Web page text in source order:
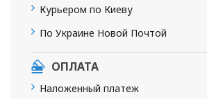
Курьером по Киеву
По Украине Новой Почтой
ОПЛАТА
Наложенный платеж